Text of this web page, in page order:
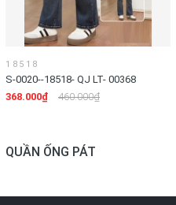
18518
S-0020--18518- QJ LT- 00368
368.000₫
460.000₫
QUẦN ỐNG PÁT